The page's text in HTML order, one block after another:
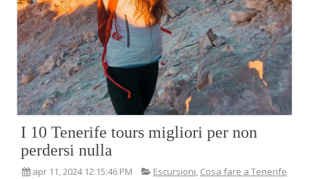
I 10 Tenerife tours migliori per non
perdersi nulla
apr 11, 2024 12:15:46 PM Escursioni, Cosa fare a Tenerife